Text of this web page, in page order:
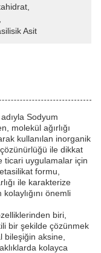
Asit
Sodyum
molekül ağırlığı
kullanılan inorganik
ile dikkat
ticari uygulamalar için
formu,
ile karakterize
önemli
biri,
bir şekilde çözünmek
bileşiğin aksine,
kolayca